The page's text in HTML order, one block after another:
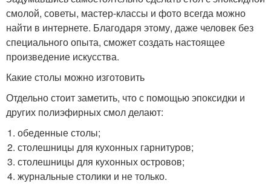
смолой, советы, мастер-классы и фото всегда можно
найти в интернете. Благодаря этому, даже человек без
специального опыта, сможет создать настоящее
произведение искусства.
Какие столы можно изготовить
Отдельно стоит заметить, что с помощью эпоксидки и
других полиэфирных смол делают:
обеденные столы;
столешницы для кухонных гарнитуров;
столешницы для кухонных островов;
журнальные столики и не только.